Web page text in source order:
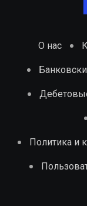
О нас
Политика и